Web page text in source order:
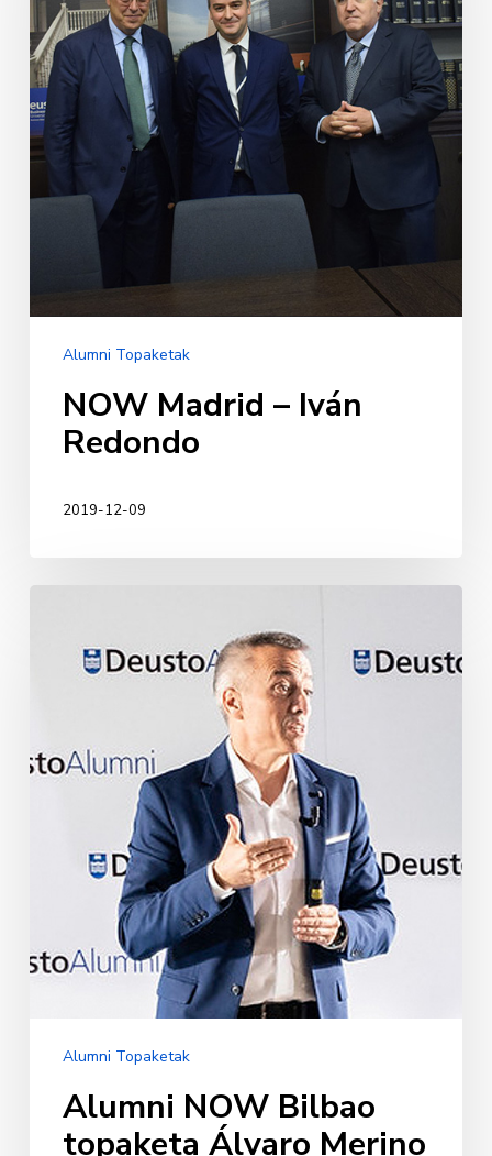
Redondo
Alumni Topaketak
NOW Madrid – Iván
Redondo
2019-12-09
Bilbao
topaketa
Merino
kirol
Alumni Topaketak
Alumni NOW Bilbao
topaketa Álvaro Merino